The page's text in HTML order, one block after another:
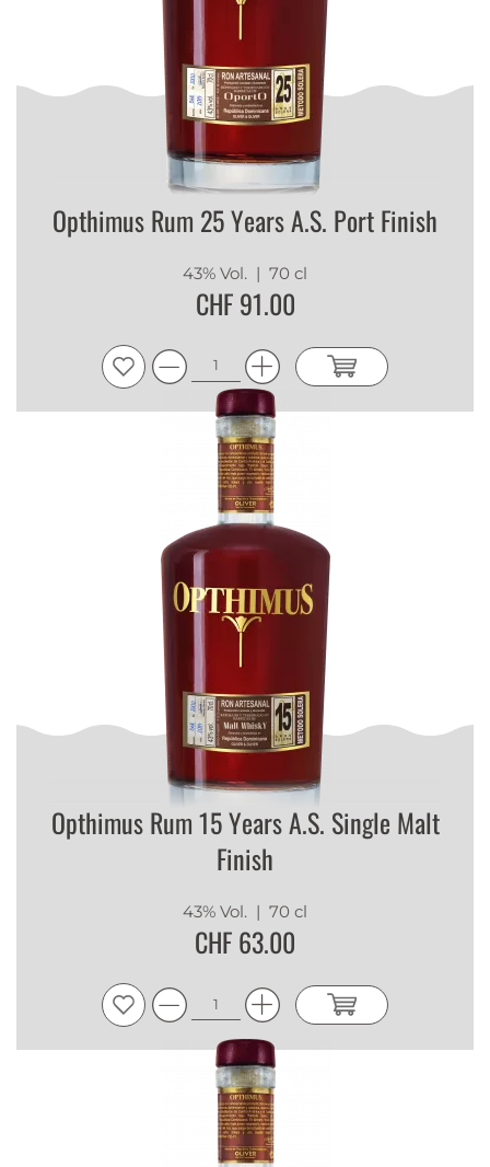
Opthimus Rum 25 Years A.S. Port Finish
43% Vol. | 70 cl
CHF 91.00
Opthimus Rum 15 Years A.S. Single Malt
Finish
43% Vol. | 70 cl
CHF 63.00